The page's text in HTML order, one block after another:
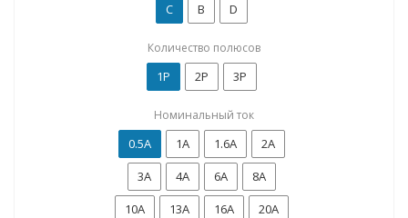
C B D
Количество полюсов
1P 2P 3P
Номинальный ток
0.5А 1А 1.6А
2А
3А
4А 6А
8А
10А
13А 16А
20А